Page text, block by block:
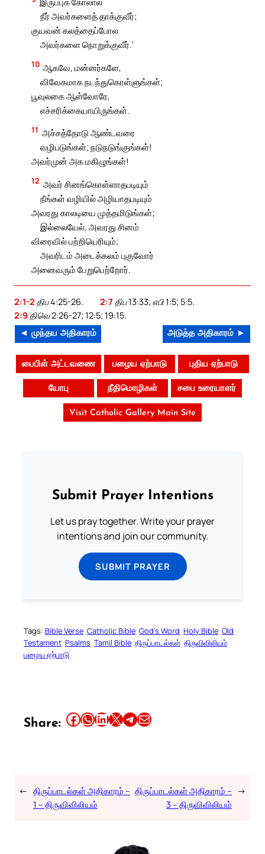
நீர் அவர்களைத் தாக்குவீர்;
குயவன் கலத்தைப்போல
அவர்களை நொறுக்குவீர்.’
10 ஆகவே, மன்னர்களே,
விவேகமாக நடந்துகொள்ளுங்கள்;
பூவுலகை ஆள்வோரே,
எச்சரிக்கையாயிருங்கள்.
11 அச்சத்தோடு ஆண்டவரை
வழிபடுங்கள்; நடுநடுங்குங்கள்!
அவர்முன் அக மகிழுங்கள்!
12 அவர் சினங்கொள்ளாதபடியும்
நீங்கள் வழியில் அழியாதபடியும்
அவரது காலடியை முத்தமிடுங்கள்;
இல்லையேல், அவரது சினம்
விரைவில் பற்றியெரியும்;
அவரிடம் அடைக்கலம் புகுவோர்
அனைவரும் பேறுபெற்றோர்.
2:1-2 திப 4:25-26. 2:7 திப 13:33; எபி 1:5; 5:5.
2:9 திவெ 2:26-27; 12:5; 19:15.
◄ முந்தய அதிகாரம் அடுத்த அதிகாரம் ►
பைபிள் அட்டவணை பழைய ஏற்பாடு புதிய ஏற்பாடு
யோபு நீதிமொழிகள் சபை உரையாளர்
Visit Catholic Gallery Main Site
Submit Prayer Intentions
Let us pray together. Write your prayer
intentions and join our community.
SUBMIT PRAYER
Tags: Bible Verse Catholic Bible God’s Word Holy Bible Old
Testament Psalms Tamil Bible திருப்பாடல்கள் திருவிவிலியம்
பழைய ஏற்பாடு
Share: Share this article on Facebook Share this article on WhatsApp Share this article on LinkedIn Share this article on X Share this article on TelegramEmail this Article
← திருப்பாடல்கள் அதிகாரம் –
1 – திருவிவிலியம்
திருப்பாடல்கள் அதிகாரம் –
3 – திருவிவிலியம்
→